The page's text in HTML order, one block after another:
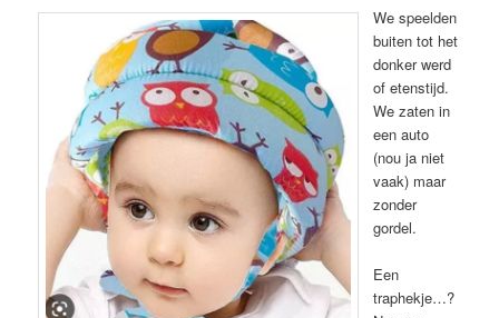
We speelden
buiten tot het
donker werd
of etenstijd.
We zaten in
een auto
(nou ja niet
vaak) maar
zonder
gordel.
Een
traphekje…?